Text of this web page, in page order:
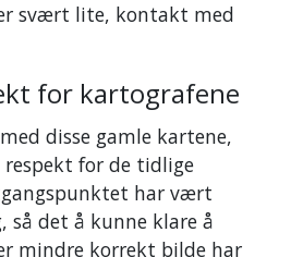
svært lite, kontakt med
for kartografene
disse gamle kartene,
for de tidlige
har vært
så det å kunne klare å
mindre korrekt bilde har